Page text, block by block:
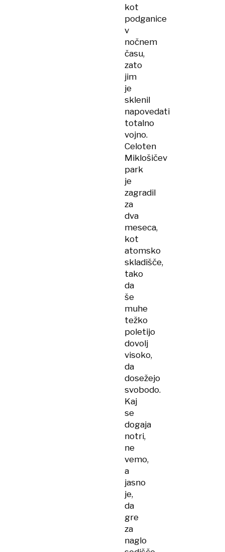
kot
podganice
v
nočnem
času,
zato
jim
je
sklenil
napovedati
totalno
vojno.
Celoten
Miklošičev
park
je
zagradil
za
dva
meseca,
kot
atomsko
skladišče,
tako
da
še
muhe
težko
poletijo
dovolj
visoko,
da
dosežejo
svobodo.
Kaj
se
dogaja
notri,
ne
vemo,
a
jasno
je,
da
gre
za
naglo